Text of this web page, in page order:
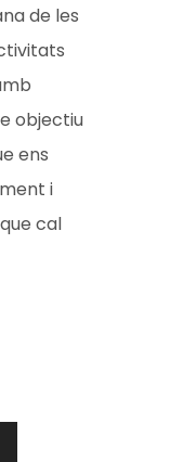
de les
objectiu
ens
i
cal